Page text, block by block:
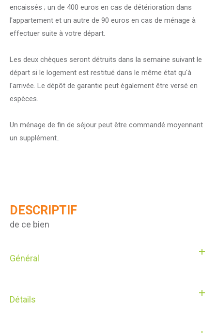
encaissés ; un de 400 euros en cas de détérioration dans
l'appartement et un autre de 90 euros en cas de ménage à
effectuer suite à votre départ.
Les deux chèques seront détruits dans la semaine suivant le
départ si le logement est restitué dans le même état qu'à
l'arrivée. Le dépôt de garantie peut également être versé en
espèces.
Un ménage de fin de séjour peut être commandé moyennant
un supplément..
DESCRIPTIF
de ce bien
Général
Détails